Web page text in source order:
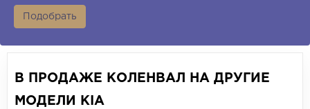
Подобрать
В ПРОДАЖЕ КОЛЕНВАЛ НА ДРУГИЕ
МОДЕЛИ KIA